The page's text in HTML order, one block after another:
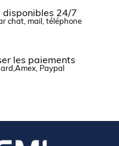
disponibles 24/7
chat, mail, téléphone
les paiements
Paypal